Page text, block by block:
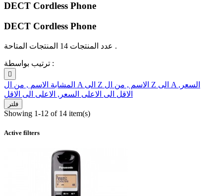
DECT Cordless Phone
DECT Cordless Phone
عدد المنتجات 14 المنتجات المتاحة .
ترتيب بواسطة :

المشابة الاسم , من ال A الى Z الاسم , من ال Z الى A السعر,
الاقل الى الاعلى السعر, الاعلى الى الاقل
فلتر
Showing 1-12 of 14 item(s)
Active filters